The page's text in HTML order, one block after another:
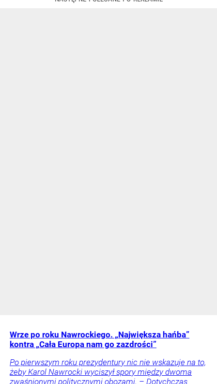
Wrze po roku Nawrockiego. „Największa hańba”
kontra „Cała Europa nam go zazdrości”
Po pierwszym roku prezydentury nic nie wskazuje na to,
żeby Karol Nawrocki wyciszył spory między dwoma
zwaśnionymi politycznymi obozami. – Dotychczas